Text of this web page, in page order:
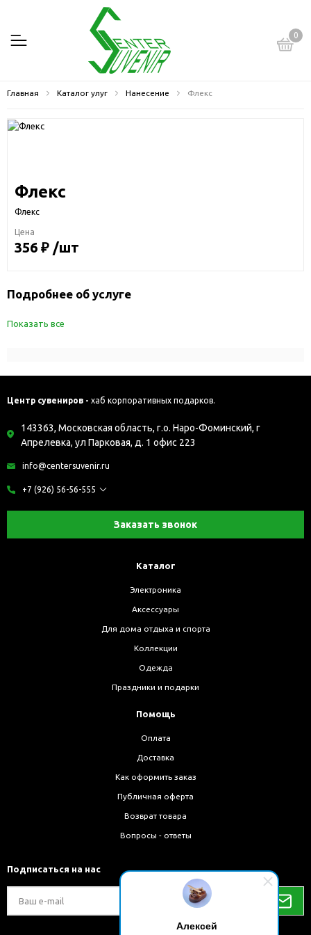
Алексей
0
Главная Каталог улуг Нанесение Флекс
Флекс
Флекс
Цена
356 ₽ /шт
Подробнее об услуге
Показать все
Центр сувениров - хаб корпоративных подарков.
143363, Московская область, г.о. Наро-Фоминский, г
Апрелевка, ул Парковая, д. 1 офис 223
info@centersuvenir.ru
+7 (926) 56-56-555
Заказать звонок
Каталог
Электроника
Аксессуары
Для дома отдыха и спорта
Коллекции
Одежда
Праздники и подарки
Помощь
Оплата
Доставка
Как оформить заказ
Публичная оферта
Возврат товара
Вопросы - ответы
Подписаться на нас